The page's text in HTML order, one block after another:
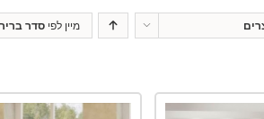
מיין לפי סדר